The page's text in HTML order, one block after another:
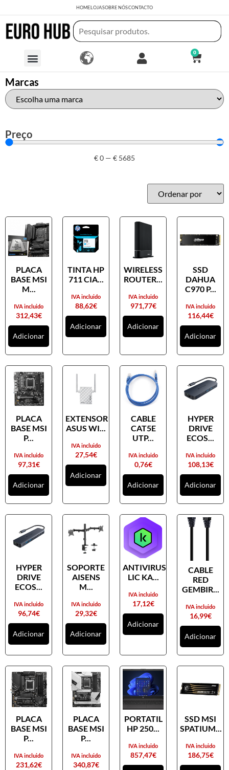
HOMELOJASOBRE NÓSCONTACTO
0
Marcas
Preço
€0 — € 5685
PLACA
BASE MSI
M...
312,43€
IVA incluido
Adicionar
TINTA HP
711 CIA...
88,62€
IVA incluido
Adicionar
WIRELESS
ROUTER...
971,77€
IVA incluido
Adicionar
SSD
DAHUA
C970 P...
116,44€
IVA incluido
Adicionar
PLACA
BASE MSI
P...
97,31€
IVA incluido
Adicionar
EXTENSOR
ASUS WI...
27,54€
IVA incluido
Adicionar
CABLE
CAT5E
UTP...
0,76€
IVA incluido
Adicionar
HYPER
DRIVE
ECOS...
108,13€
IVA incluido
Adicionar
HYPER
DRIVE
ECOS...
96,74€
IVA incluido
Adicionar
SOPORTE
AISENS
M...
29,32€
IVA incluido
Adicionar
ANTIVIRUS
LIC KA...
17,12€
IVA incluido
Adicionar
CABLE
RED
GEMBIR...
16,99€
IVA incluido
Adicionar
PLACA
BASE MSI
P...
231,62€
IVA incluido
PLACA
BASE MSI
P...
340,87€
IVA incluido
PORTATIL
HP 250...
857,47€
IVA incluido
SSD MSI
SPATIUM...
186,75€
IVA incluido